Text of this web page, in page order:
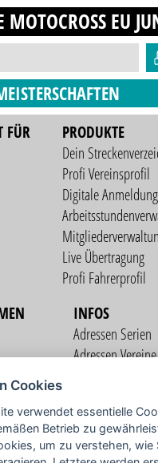
MOTOCROSS EU
FÜR
PRODUKTE
Dein
Profi Vereinsprofil
Digitale Anmeldung
Live Übertragung
Profi Fahrerprofil
INFOS
Adressen Serien
Adressen Vereine
COMMUNITY
Cookies
verwendet essentielle
Betrieb zu
um zu verstehen, wie